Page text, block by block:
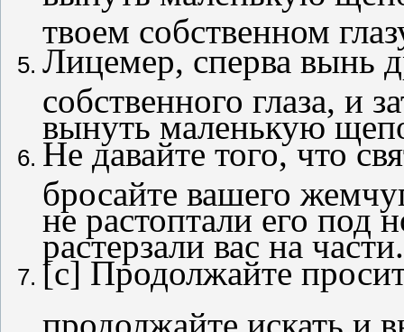
твоем собственном
Лицемер, сперва вынь
собственного глаза, и
вынуть маленькую
Не давайте того, что
бросайте вашего
не растоптали его под
растерзали вас на части.
[c] Продолжайте
продолжайте искать и